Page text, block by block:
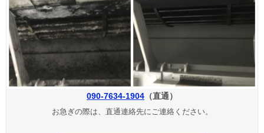
090-7634-1904 （直通）
お急ぎの際は、直通連絡先にご連絡ください。